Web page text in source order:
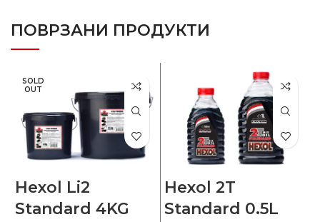
ПОВРЗАНИ ПРОДУКТИ
SOLD
OUT
Hexol Li2
Standard 4KG
Hexol 2T
Standard 0.5L